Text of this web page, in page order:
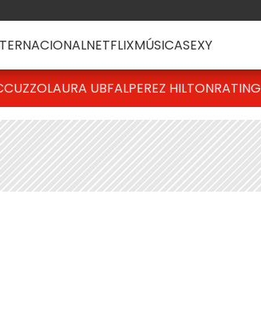
NETFLIXMÚSICASEXY
LAURA UBFALPEREZ HILTONRATING